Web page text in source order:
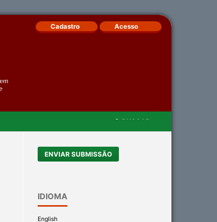
BUSCAR
Cadastro Acesso
ENVIAR SUBMISSÃO
IDIOMA
English